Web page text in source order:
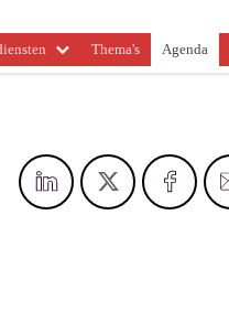
Thema's Agenda